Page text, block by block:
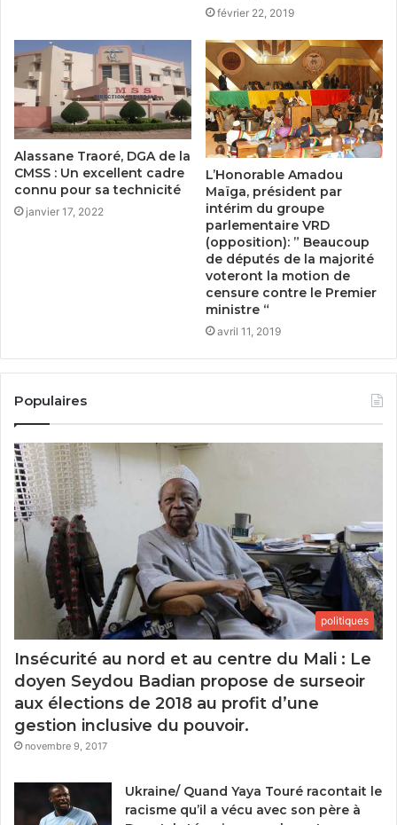
février 22, 2019
Alassane Traoré, DGA de la
CMSS : Un excellent cadre
connu pour sa technicité
janvier 17, 2022
L’Honorable Amadou
Maïga, président par
intérim du groupe
parlementaire VRD
(opposition): ” Beaucoup
de députés de la majorité
voteront la motion de
censure contre le Premier
ministre “
avril 11, 2019
Populaires
politiques
Insécurité au nord et au centre du Mali : Le
doyen Seydou Badian propose de surseoir
aux élections de 2018 au profit d’une
gestion inclusive du pouvoir.
novembre 9, 2017
Ukraine/ Quand Yaya Touré racontait le
racisme qu’il a vécu avec son père à